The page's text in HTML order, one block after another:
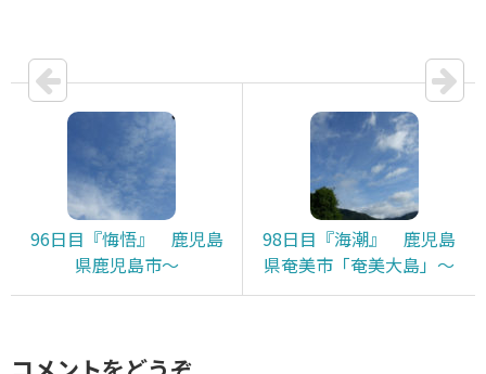
96日目『悔悟』 鹿児島
県鹿児島市～
98日目『海潮』 鹿児島
県奄美市「奄美大島」～